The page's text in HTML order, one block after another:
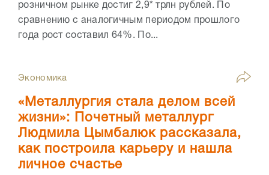
розничном рынке достиг 2,9* трлн рублей. По
сравнению с аналогичным периодом прошлого
года рост составил 64%. По...
Экономика
«Металлургия стала делом всей
жизни»: Почетный металлург
Людмила Цымбалюк рассказала,
как построила карьеру и нашла
личное счастье